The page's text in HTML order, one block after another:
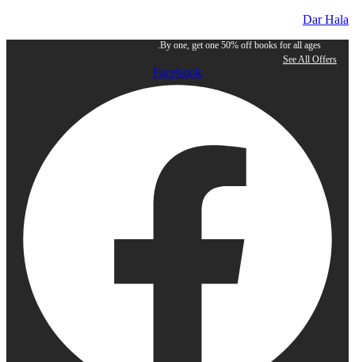
Dar Hala
By one, get one 50% off books for all ages.
See All Offers
Facebook